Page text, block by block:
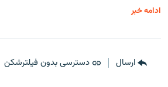
ادامه خبر
ارسال دسترسی بدون فیلترشکن